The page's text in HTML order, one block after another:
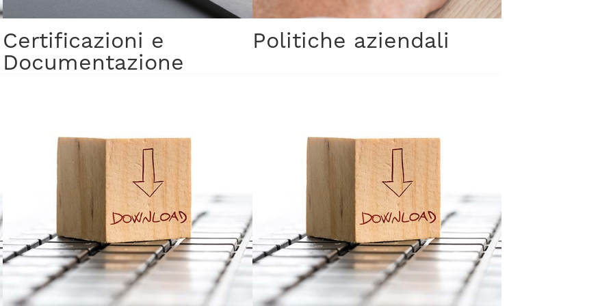
Certificazioni e
Documentazione
Politiche aziendali